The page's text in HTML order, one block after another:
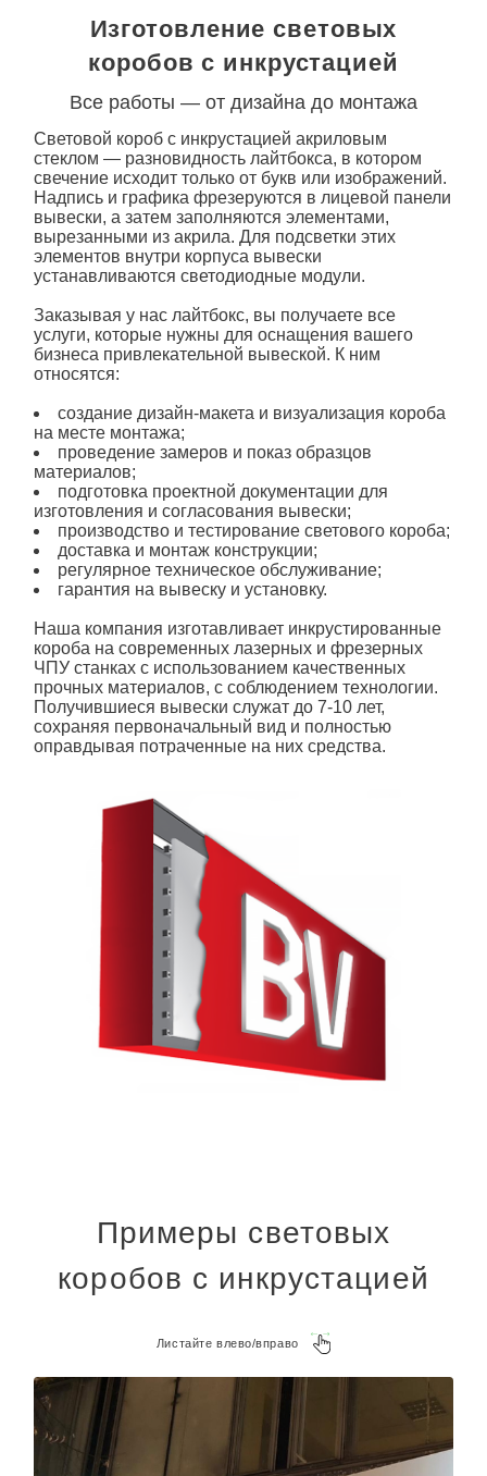
Изготовление световых
коробов с инкрустацией
Все работы — от дизайна до монтажа
Световой короб с инкрустацией акриловым
стеклом — разновидность лайтбокса, в котором
свечение исходит только от букв или изображений.
Надпись и графика фрезеруются в лицевой панели
вывески, а затем заполняются элементами,
вырезанными из акрила. Для подсветки этих
элементов внутри корпуса вывески
устанавливаются светодиодные модули.
Заказывая у нас лайтбокс, вы получаете все
услуги, которые нужны для оснащения вашего
бизнеса привлекательной вывеской. К ним
относятся:
создание дизайн-макета и визуализация короба
на месте монтажа;
проведение замеров и показ образцов
материалов;
подготовка проектной документации для
изготовления и согласования вывески;
производство и тестирование светового короба;
доставка и монтаж конструкции;
регулярное техническое обслуживание;
гарантия на вывеску и установку.
Наша компания изготавливает инкрустированные
короба на современных лазерных и фрезерных
ЧПУ станках с использованием качественных
прочных материалов, с соблюдением технологии.
Получившиеся вывески служат до 7-10 лет,
сохраняя первоначальный вид и полностью
оправдывая потраченные на них средства.
Примеры световых
коробов с инкрустацией
Листайте влево/вправо